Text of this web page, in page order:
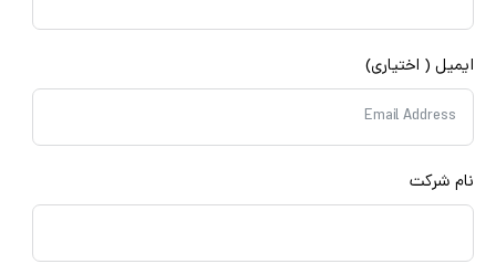
( اختیاری)
شرکت